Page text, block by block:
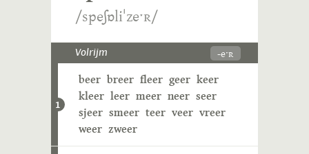
/speʃɒliˈzeˑʀ/
Volrijm -eˑʀ
1
beer breer fleer geer keer
kleer leer meer neer seer
sjeer smeer teer veer vreer
weer zweer